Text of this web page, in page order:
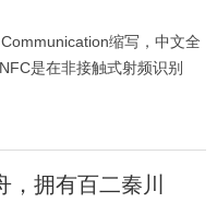
缩写，中文全
是在非接触式射频识别
拥有百二秦川